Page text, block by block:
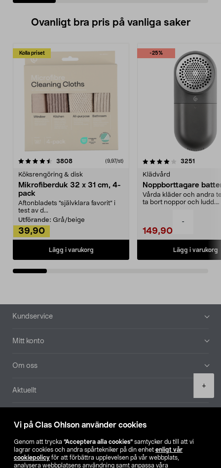
Vi på Clas Ohlson använder cookies
Genom att trycka ”Acceptera alla cookies” samtycker du till att vi
lagrar cookies och andra spårtekniker på din enhet enligt vår
cookiepolicy för att förbättra upplevelsen på vår webbplats,
analysera webbplatsens användning samt anpassa våra
-
+
Ovanligt bra pris på vanliga saker
Kolla priset
3808recensioner (9,97/st)
Köksrengöring & disk
Mikrofiberduk 32 x 31 cm, 4-
pack
Aftonbladets "självklara favorit” i
test av d...
Utförande: Grå/beige
39,90
Lägg i varukorg
-25%
4.0av 5 stjärnor 3251
Klädvård
Noppborttagare
Vårda kläder och andra
ta bort noppor och ludd.
149,90
Lägg i varukorg
4.5av 5 stjärnor
Sidfot
Kundservice
Mitt konto
Om oss
Aktuellt
Hitta butik
SE NO FI